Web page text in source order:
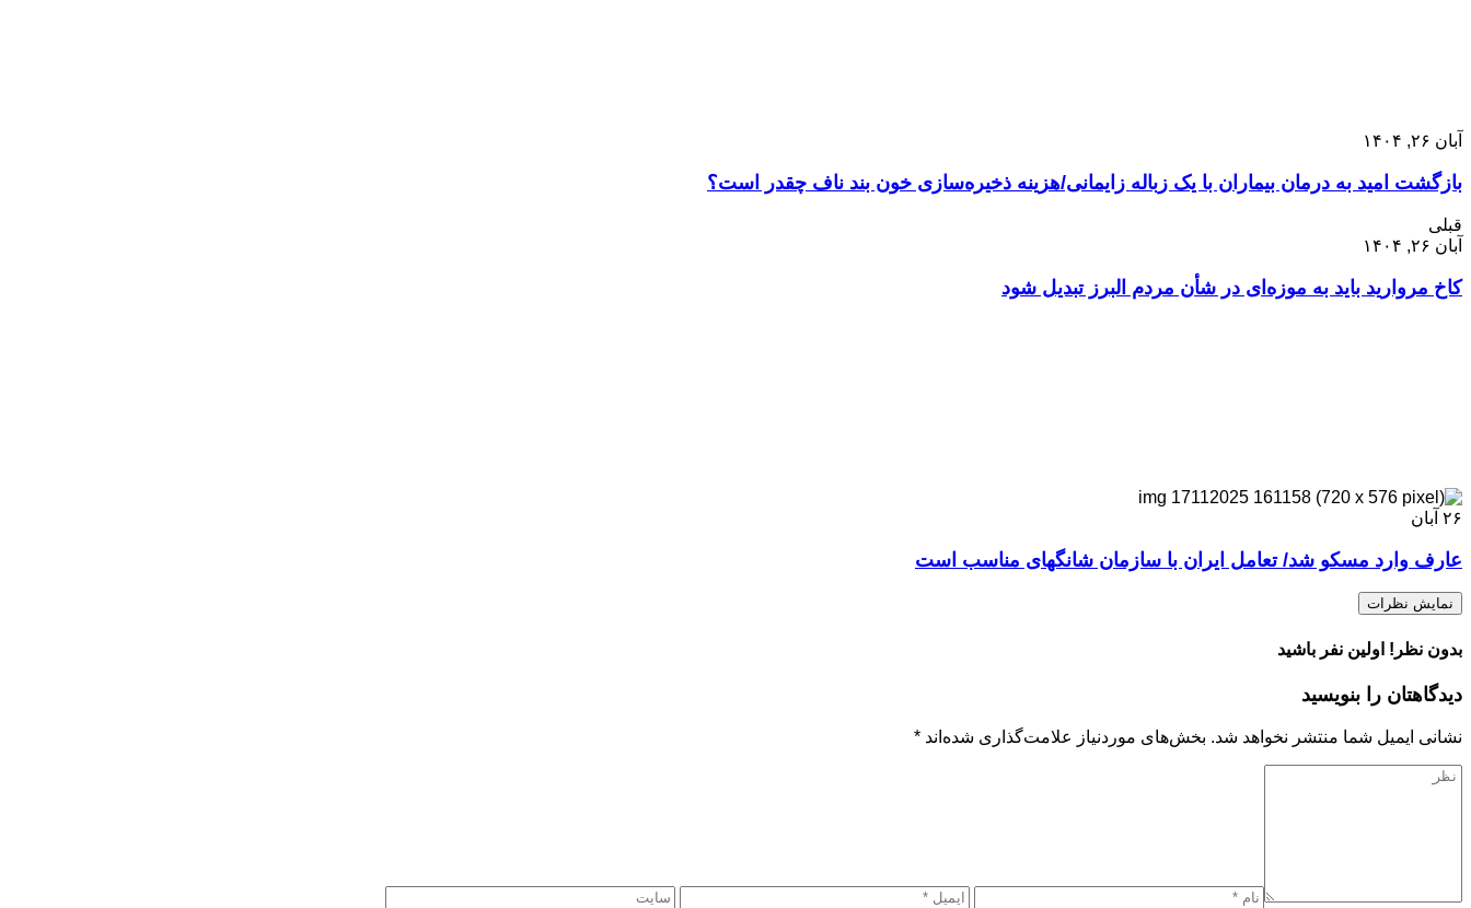
آبان ۲۶, ۱۴۰۴
بازگشت امید به درمان بیماران با یک زباله زایمانی/هزینه ذخیره‌سازی خون بند ناف چقدر است؟
قبلی
آبان ۲۶, ۱۴۰۴
کاخ مروارید باید به موزه‌ای در شأن مردم البرز تبدیل شود
۲۶ آبان
عارف وارد مسکو شد/ تعامل ایران با سازمان شانگهای مناسب است
نمایش نظرات
بدون نظر! اولین نفر باشید
دیدگاهتان را بنویسید
نشانی ایمیل شما منتشر نخواهد شد. بخش‌های موردنیاز علامت‌گذاری شده‌اند *